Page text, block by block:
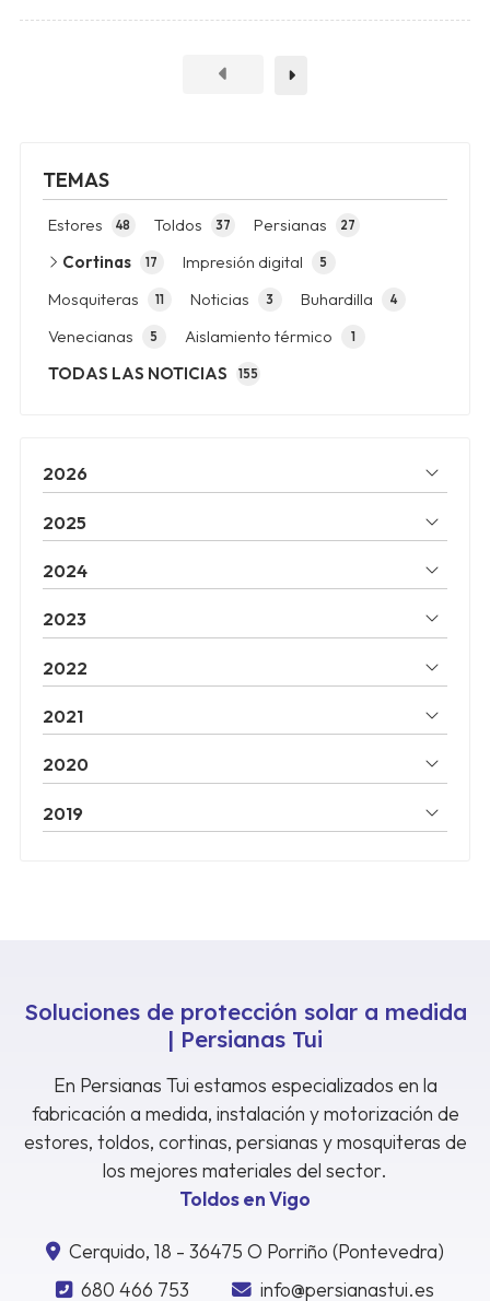
TEMAS
TODAS LAS NOTICIAS 155
Estores 48 Toldos 37 Persianas 27
Cortinas 17 Impresión digital 5
Mosquiteras 11 Noticias 3 Buhardilla 4
Venecianas 5 Aislamiento térmico 1
2026
2025
2024
2023
2022
2021
2020
2019
Soluciones de protección solar a medida
| Persianas Tui
En Persianas Tui estamos especializados en la
fabricación a medida, instalación y motorización de
estores, toldos, cortinas, persianas y mosquiteras de
los mejores materiales del sector.
Toldos en Vigo
Cerquido, 18 - 36475 O Porriño (Pontevedra)
680 466 753
info@persianastui.es